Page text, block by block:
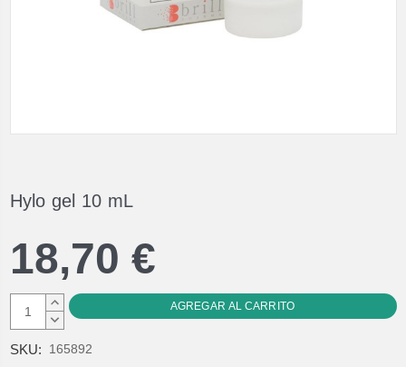
Hylo gel 10 mL
18,70 €
AUMENTAR
CANTIDAD:
DISMINUIR
SKU: 165892